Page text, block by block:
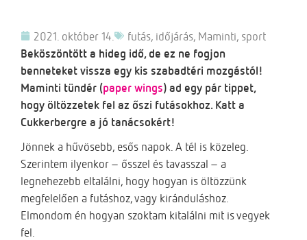
2021. október 14. futás, időjárás, Maminti, sport
Beköszöntött a hideg idő, de ez ne fogjon
benneteket vissza egy kis szabadtéri mozgástól!
Maminti tündér (paper wings) ad egy pár tippet,
hogy öltözzetek fel az őszi futásokhoz. Katt a
Cukkerbergre a jó tanácsokért!
Jönnek a hűvösebb, esős napok. A tél is közeleg.
Szerintem ilyenkor – ősszel és tavasszal – a
legnehezebb eltalálni, hogy hogyan is öltözzünk
megfelelően a futáshoz, vagy kiránduláshoz.
Elmondom én hogyan szoktam kitalálni mit is vegyek
fel.